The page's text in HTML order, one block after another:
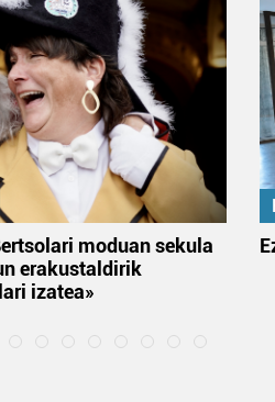
moduan sekula
erakustaldirik
izatea»